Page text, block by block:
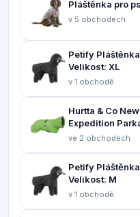
Pláštěnka pro
v 5 obchodech
Petify
Velikost: XL
v 1 obchodě
Hurtta & Co
Expedition
ve 2 obchodech
Petify
Velikost: M
v 1 obchodě